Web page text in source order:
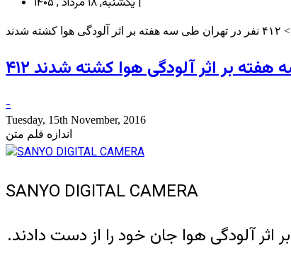
> ۴۱۲ نفر در تهران طی سه هفته بر اثر آلودگی هوا کشته شدند
سه هفته بر اثر آلودگی هوا کشته شدند
-
Tuesday, 15th November, 2016
اندازه قلم متن
SANYO DIGITAL CAMERA